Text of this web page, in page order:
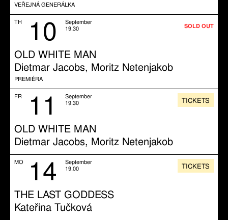
VEŘEJNÁ GENERÁLKA
TH 10
September
19.30
OLD WHITE MAN
Dietmar Jacobs, Moritz Netenjakob
PREMIÉRA
SOLD OUT
FR 11
September
19.30
OLD WHITE MAN
Dietmar Jacobs, Moritz Netenjakob
TICKETS
MO 14
September
19.00
THE LAST GODDESS
Kateřina Tučková
TICKETS